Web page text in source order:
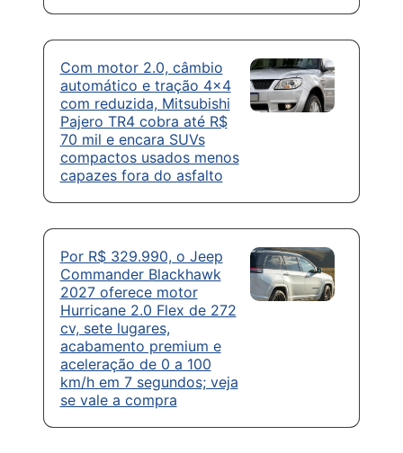
Com motor 2.0, câmbio
automático e tração 4×4
com reduzida, Mitsubishi
Pajero TR4 cobra até R$
70 mil e encara SUVs
compactos usados menos
capazes fora do asfalto
Por R$ 329.990, o Jeep
Commander Blackhawk
2027 oferece motor
Hurricane 2.0 Flex de 272
cv, sete lugares,
acabamento premium e
aceleração de 0 a 100
km/h em 7 segundos; veja
se vale a compra